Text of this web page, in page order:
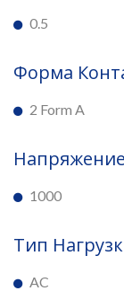
0.5
Форма
2 Form A
1000
Тип
AC